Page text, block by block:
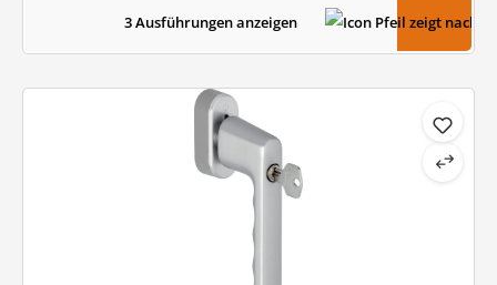
3 Ausführungen anzeigen